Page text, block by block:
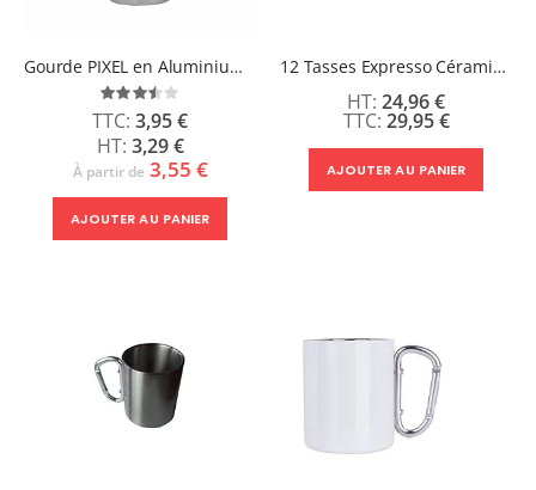
Gourde PIXEL en Aluminium blanche ou Argent 500ml - Bouchon rond
Évaluation:
70%
3,95 €
3,29 €
À partir de 3,55 €
AJOUTER AU PANIER
12 Tasses Expresso Céramique 3.5 oz
29,95 €
24,96 €
AJOUTER AU PANIER